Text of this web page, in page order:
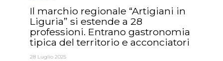
Il marchio regionale “Artigiani in
Liguria” si estende a 28
professioni. Entrano gastronomia
tipica del territorio e acconciatori
28 Luglio 2025